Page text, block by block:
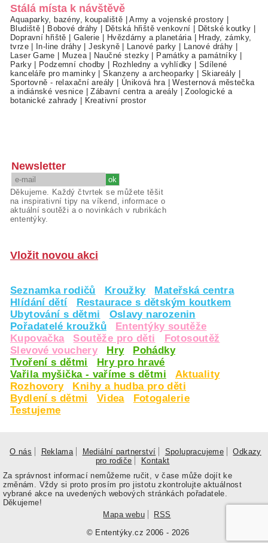
Stálá místa k návštěvě
Aquaparky, bazény, koupaliště |Army a vojenské prostory
Bludiště
Bobové dráhy Dětská hřiště venkovní Dětské koutky
Dopravní hřiště
Galerie Hvězdárny a planetária|
Hrady, zámky,
tvrze| In-line dráhy |Jeskyně| Lanové parky Lanové dráhy
Laser Game
Muzea| Naučné stezky Památky a památníky
Parky| Podzemní chodby Rozhledny a vyhlídky
Sdílené
kanceláře pro maminky |Skanzeny a archeoparky Skiareály
Sportovně - relaxační areály
Úniková hra|Westernová městečka
a indiánské vesnice |Zábavní centra a areály |Zoologické a
botanické zahrady
Kreativní prostor
Newsletter
Děkujeme. Každý čtvrtek se můžete těšit
na inspirativní tipy na víkend, informace o
aktuální soutěži a o novinkách v rubrikách
ententýky.
Vložit novou akci
Seznamka rodičů Kroužky
Mateřská centra
Hlídání dětí
Restaurace s dětským koutkem
Ubytování s dětmi
Oslavy narozenin
Pořadatelé kroužků
Ententýky soutěže
Kupovačka
Soutěže pro děti
Fotosoutěž
Slevové vouchery
Hry
Pohádky
Tvoření s dětmi
Hry pro hravé
Vařila myšička - vaříme s dětmi
Aktuality
Rozhovory
Knihy a hudba pro děti
Bydlení s dětmi
Videa
Fotogalerie
Testujeme
O nás Reklama Mediální partnerství Spolupracujeme
Odkazy
pro rodiče
Kontakt
© Ententýky.cz 2006 - 2026
Za správnost informací nemůžeme ručit, v čase může dojít ke
změnám. Vždy si proto prosím pro jistotu zkontrolujte aktuálnost
vybrané akce na uvedených webových stránkách pořadatele.
Děkujeme!
Mapa webu
RSS